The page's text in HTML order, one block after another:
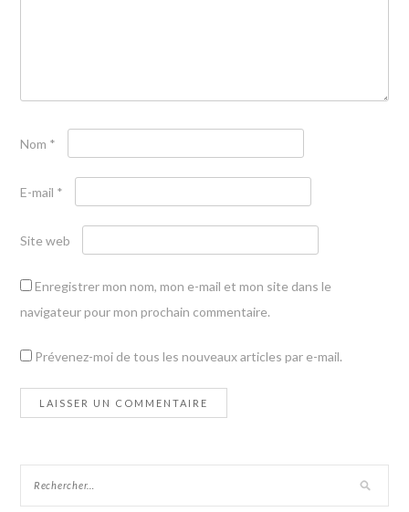
Nom *
E-mail *
Site web
Enregistrer mon nom, mon e-mail et mon site dans le
navigateur pour mon prochain commentaire.
Prévenez-moi de tous les nouveaux articles par e-mail.